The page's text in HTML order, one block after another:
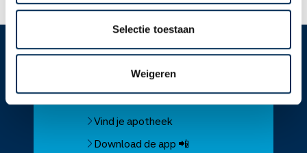
Selectie toestaan
Weigeren
ServiceApotheek
Service Apotheek home
Vind je apotheek
Download de app 📲